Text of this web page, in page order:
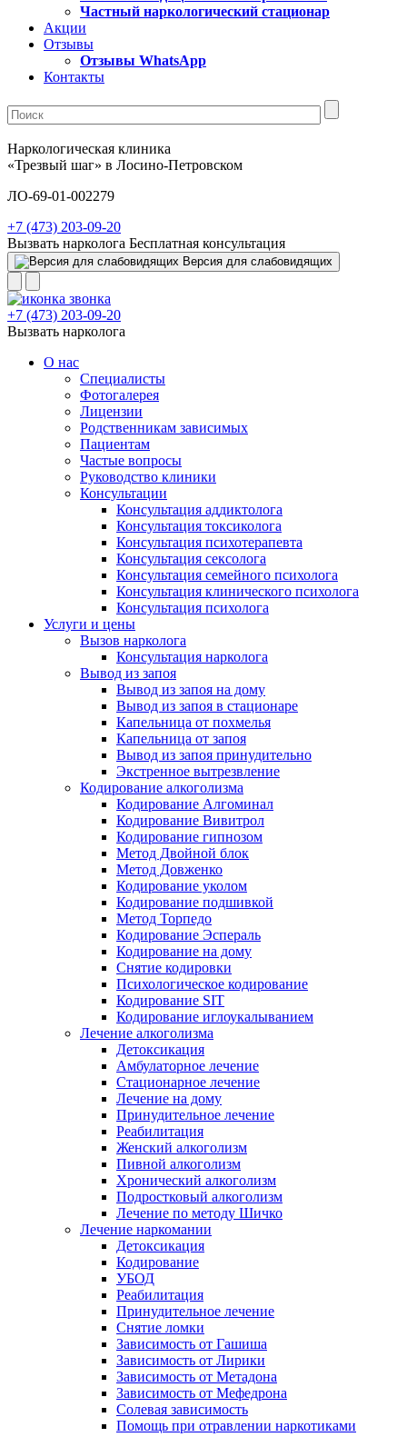
Частный наркологический стационар
Акции
Отзывы
Отзывы WhatsApp
Контакты
Наркологическая клиника
«Трезвый шаг» в Лосино-Петровском
ЛО-69-01-002279
+7 (473) 203-09-20
Вызвать нарколога Бесплатная консультация
Версия для слабовидящих
+7 (473) 203-09-20
Вызвать нарколога
О нас
Специалисты
Фотогалерея
Лицензии
Родственникам зависимых
Пациентам
Частые вопросы
Руководство клиники
Консультации
Консультация аддиктолога
Консультация токсиколога
Консультация психотерапевта
Консультация сексолога
Консультация семейного психолога
Консультация клинического психолога
Консультация психолога
Услуги и цены
Вызов нарколога
Консультация нарколога
Вывод из запоя
Вывод из запоя на дому
Вывод из запоя в стационаре
Капельница от похмелья
Капельница от запоя
Вывод из запоя принудительно
Экстренное вытрезвление
Кодирование алкоголизма
Кодирование Алгоминал
Кодирование Вивитрол
Кодирование гипнозом
Метод Двойной блок
Метод Довженко
Кодирование уколом
Кодирование подшивкой
Метод Торпедо
Кодирование Эспераль
Кодирование на дому
Снятие кодировки
Психологическое кодирование
Кодирование SIT
Кодирование иглоукалыванием
Лечение алкоголизма
Детоксикация
Амбулаторное лечение
Стационарное лечение
Лечение на дому
Принудительное лечение
Реабилитация
Женский алкоголизм
Пивной алкоголизм
Хронический алкоголизм
Подростковый алкоголизм
Лечение по методу Шичко
Лечение наркомании
Детоксикация
Кодирование
УБОД
Реабилитация
Принудительное лечение
Снятие ломки
Зависимость от Гашиша
Зависимость от Лирики
Зависимость от Метадона
Зависимость от Мефедрона
Солевая зависимость
Помощь при отравлении наркотиками